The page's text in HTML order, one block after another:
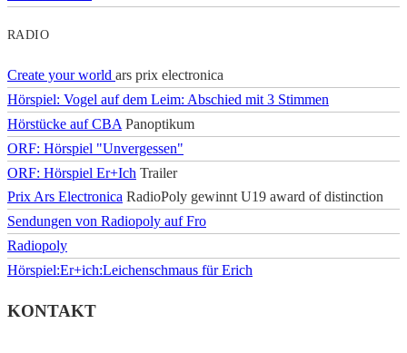
RADIO
Create your world ars prix electronica
Hörspiel: Vogel auf dem Leim: Abschied mit 3 Stimmen
Hörstücke auf CBA Panoptikum
ORF: Hörspiel "Unvergessen"
ORF: Hörspiel Er+Ich Trailer
Prix Ars Electronica RadioPoly gewinnt U19 award of distinction
Sendungen von Radiopoly auf Fro
Radiopoly
Hörspiel:Er+ich:Leichenschmaus für Erich
KONTAKT